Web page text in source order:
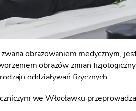
obrazowaniem medycznym,
obrazów zmian
oddziaływań fizycznych.
we Włocławku